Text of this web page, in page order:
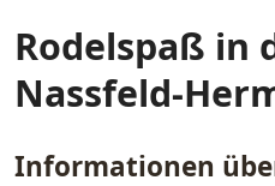
Rodelspaß in
Nassfeld-
Informationen